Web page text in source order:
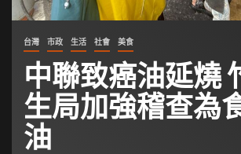
台灣 市政 生活 社會 美食
中聯致癌油延燒
生局加強稽查為
油